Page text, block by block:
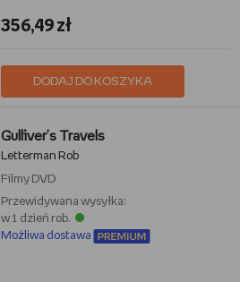
356,49 zł
DODAJ DO KOSZYKA
Gulliver's Travels
Letterman Rob
Filmy DVD
Przewidywana wysyłka:
w 1 dzień rob.
Możliwa dostawa